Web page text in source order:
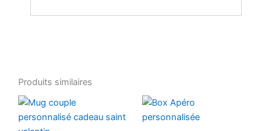
Produits similaires